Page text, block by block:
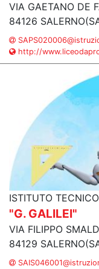
VIA GAETANO DE
84126
http://
ISTITUTO
"G. GALILEI"
VIA FILIPPO
84129